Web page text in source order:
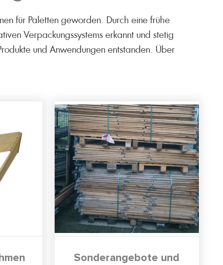
für Paletten geworden. Durch eine frühe
Verpackungssystems erkannt und stetig
und Anwendungen entstanden. Über
Sonderangebote und